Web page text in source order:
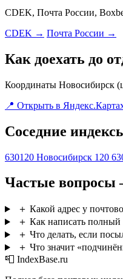
CDEK, Почта России,
CDEK → Почта России →
Как доехать до
Координаты Новосибирск
📍 Открыть в
Соседние
630120 Новосибирск 120
Частые вопросы
＋ Какой адрес у
＋ Как написать полный
＋ Что делать, если
＋ Что значит
📮 IndexBase.ru